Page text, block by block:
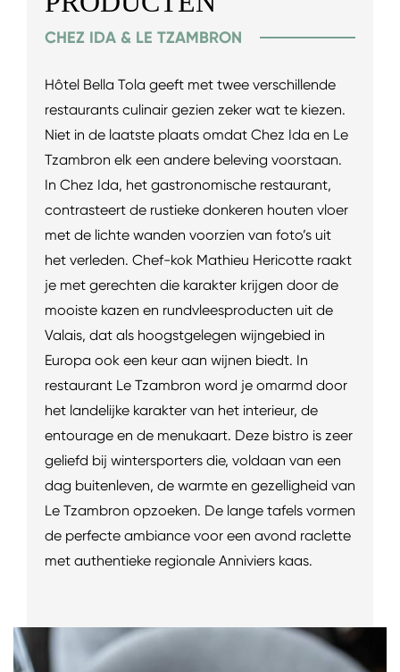
CHEZ IDA & LE TZAMBRON
Hôtel Bella Tola geeft met twee verschillende
restaurants culinair gezien zeker wat te kiezen.
Niet in de laatste plaats omdat Chez Ida en Le
Tzambron elk een andere beleving voorstaan.
In Chez Ida, het gastronomische restaurant,
contrasteert de rustieke donkeren houten vloer
met de lichte wanden voorzien van foto’s uit
het verleden. Chef-kok Mathieu Hericotte raakt
je met gerechten die karakter krijgen door de
mooiste kazen en rundvleesproducten uit de
Valais, dat als hoogstgelegen wijngebied in
Europa ook een keur aan wijnen biedt. In
restaurant Le Tzambron word je omarmd door
het landelijke karakter van het interieur, de
entourage en de menukaart. Deze bistro is zeer
geliefd bij wintersporters die, voldaan van een
dag buitenleven, de warmte en gezelligheid van
Le Tzambron opzoeken. De lange tafels vormen
de perfecte ambiance voor een avond raclette
met authentieke regionale Anniviers kaas.